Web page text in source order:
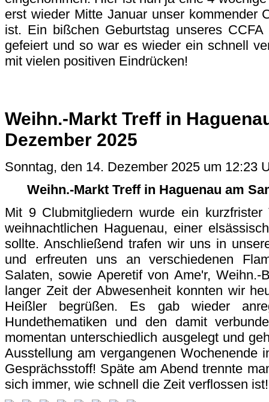
erst wieder Mitte Januar unser kommender
ist. Ein bißchen Geburtstag unseres
gefeiert und so war es wieder ein schnell
mit vielen positiven Eindrücken!
Weihn.-Markt Treff in
Dezember 2025
Sonntag, den 14. Dezember 2025 um 12:23
Weihn.-Markt Treff in Haguenau am
Mit 9 Clubmitgliedern wurde ein
weihnachtlichen Haguenau, einer
sollte. Anschließend trafen wir uns in
und erfreuten uns an verschiedenen
Salaten, sowie Aperetif von Ame'r,
langer Zeit der Abwesenheit konnten wir
Heißler begrüßen. Es gab wieder
Hundethematiken und den damit
momentan unterschiedlich ausgelegt und
Ausstellung am vergangenen Wochenende
Gesprächsstoff! Späte am Abend trennte
sich immer, wie schnell die Zeit verflossen ist!